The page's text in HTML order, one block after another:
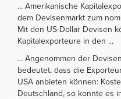
... Amerikanische
dem Devisenmarkt zum
Mit den US-Dollar Devisen
Kapitalexporteure in den ...
... Angenommen der
bedeutet, dass die
USA anbieten können:
Deutschland, so konnte es